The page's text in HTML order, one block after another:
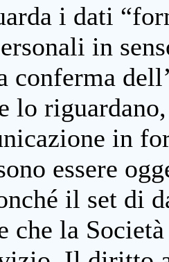
i dati
in
conferma
lo
in
essere
il set di
che la